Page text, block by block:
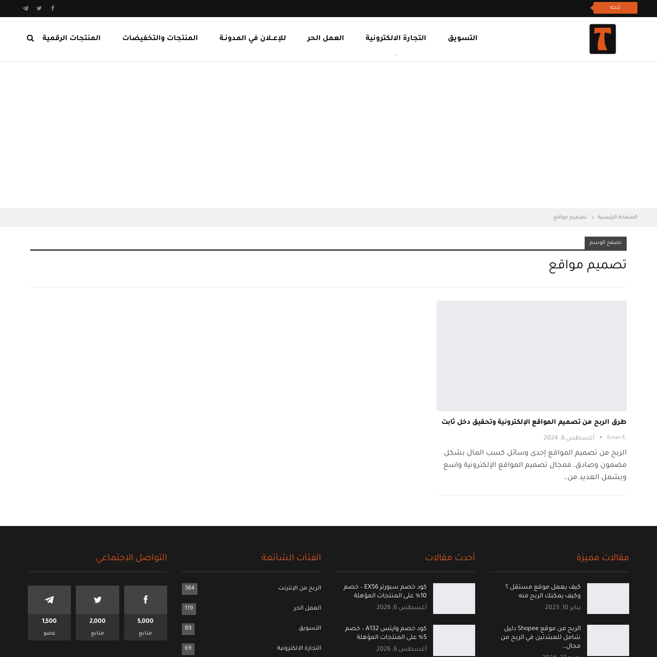
تتجه
المنتجات الرقمية المنتجات والتخفيضات للإعــلان في المدونـة العمل الحر التجارة الالكترونية التسويق
الصفحة الرئيسية تصميم مواقع
تصفح الوسم
تصميم مواقع
طرق الربح من تصميم المواقع الإلكترونية وتحقيق دخل ثابت
.Eman E أغسطس 6, 2024
الربح من تصميم المواقع إحدى وسائل كسب المال بشكل
مضمون وصادق، فمجال تصميم المواقع الإلكترونية واسع
ويشمل العديد من…
مقالات مميزة
كيف يعمل موقع مستقل ؟
وكيف يمكنك الربح منه
يناير 10, 2023
الربح من موقع Shopee دليل
شامل للمبتدئين في الربح من
مجال…
أحدث مقالات
كود خصم سبورتر EX56 – خصم
10% على المنتجات المؤهلة
أغسطس 6, 2026
كود خصم وايتس A132 – خصم
5% على المنتجات المؤهلة
أغسطس 6, 2026
الفئات الشائعة
الربح من الإنترنت 384
العمل الحر 119
التسويق 89
التجارة الالكترونية 69
التواصل الاجتماعي
5,000
متابع
2,000
متابع
1,500
عضو